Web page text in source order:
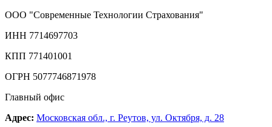
ООО "Современные Технологии Страхования"
ИНН 7714697703
КПП 771401001
ОГРН 5077746871978
Главный офис
Адрес: Московская обл., г. Реутов, ул. Октября, д. 28